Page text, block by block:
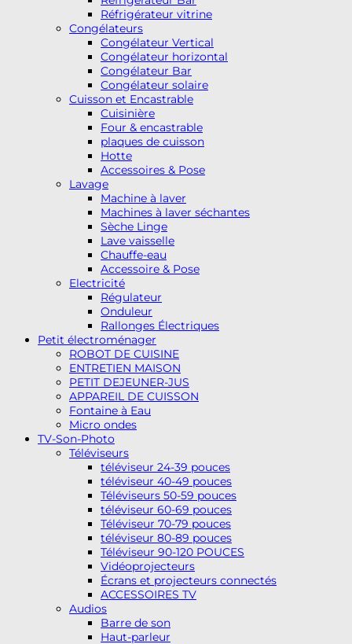
Réfrigérateur vitrine
Congélateurs
Congélateur Vertical
Congélateur horizontal
Congélateur Bar
Congélateur solaire
Cuisson et Encastrable
Cuisinière
Four & encastrable
plaques de cuisson
Hotte
Accessoires & Pose
Lavage
Machine à laver
Machines à laver séchantes
Sèche Linge
Lave vaisselle
Chauffe-eau
Accessoire & Pose
Electricité
Régulateur
Onduleur
Rallonges Électriques
Petit électroménager
ROBOT DE CUISINE
ENTRETIEN MAISON
PETIT DEJEUNER-JUS
APPAREIL DE CUISSON
Fontaine à Eau
Micro ondes
TV-Son-Photo
Téléviseurs
téléviseur 24-39 pouces
téléviseur 40-49 pouces
Téléviseurs 50-59 pouces
téléviseur 60-69 pouces
Téléviseur 70-79 pouces
téléviseur 80-89 pouces
Téléviseur 90-120 POUCES
Vidéoprojecteurs
Écrans et projecteurs connectés
ACCESSOIRES TV
Audios
Barre de son
Haut-parleur